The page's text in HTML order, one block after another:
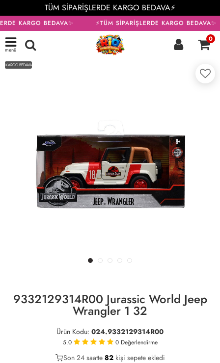
TÜM SİPARİŞLERDE KARGO BEDAVA⚡
KARGO BEDAVA✨ ⚡TÜM SİPARİŞLERDE KARGO BEDAVA✨
menü
0
KARGO BEDAVA
9332129314R00 Jurassic World Jeep
Wrangler 1 32
Ürün Kodu: 024.9332129314R00
5.0 0 Değerlendirme
40
Son 24 saatte 82kişi sepete ekledi
19